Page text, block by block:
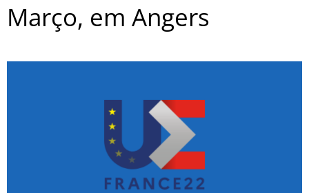
Março, em Angers